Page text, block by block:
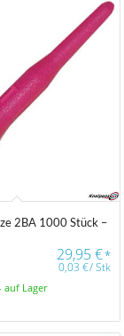
2BA 1000 Stück –
29,95€*
0,03€/Stk
auf Lager